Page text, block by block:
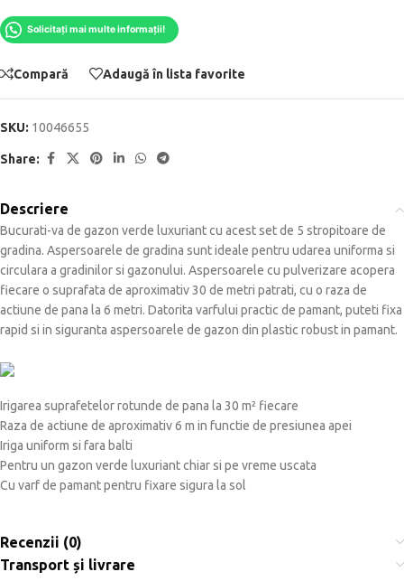
Solicitați mai multe informații!
Compară Adaugă în lista favorite
SKU: 10046655
Share:
Descriere
Bucurati-va de gazon verde luxuriant cu acest set de 5 stropitoare de
gradina. Aspersoarele de gradina sunt ideale pentru udarea uniforma si
circulara a gradinilor si gazonului. Aspersoarele cu pulverizare acopera
fiecare o suprafata de aproximativ 30 de metri patrati, cu o raza de
actiune de pana la 6 metri. Datorita varfului practic de pamant, puteti fixa
rapid si in siguranta aspersoarele de gazon din plastic robust in pamant.
Irigarea suprafetelor rotunde de pana la 30 m² fiecare
Raza de actiune de aproximativ 6 m in functie de presiunea apei
Iriga uniform si fara balti
Pentru un gazon verde luxuriant chiar si pe vreme uscata
Cu varf de pamant pentru fixare sigura la sol
Recenzii (0)
Transport și livrare